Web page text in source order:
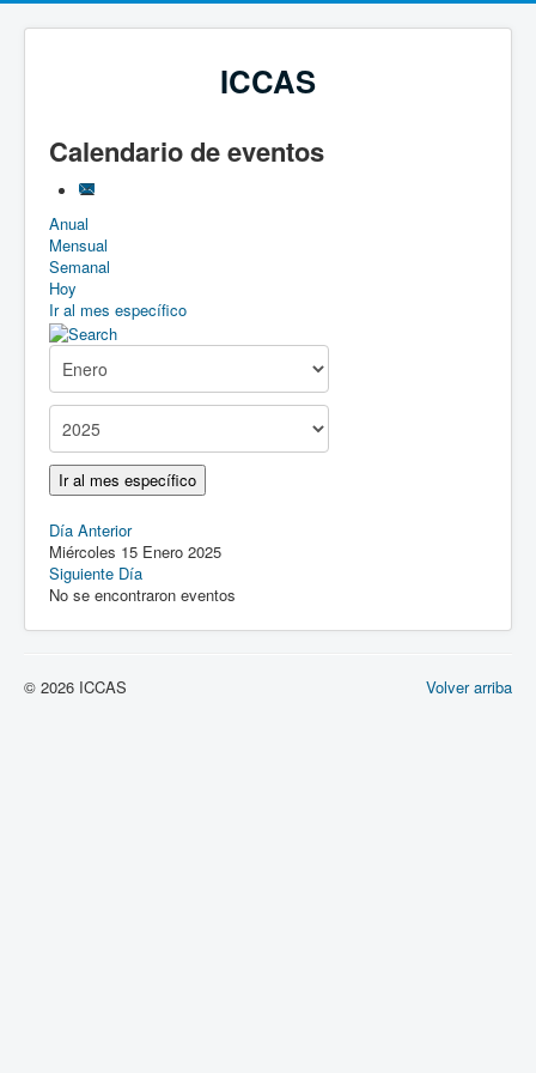
ICCAS
Calendario de eventos
Anual
Mensual
Semanal
Hoy
Ir al mes específico
Ir al mes específico
Día Anterior
Miércoles 15 Enero 2025
Siguiente Día
No se encontraron eventos
Volver arriba
© 2026 ICCAS